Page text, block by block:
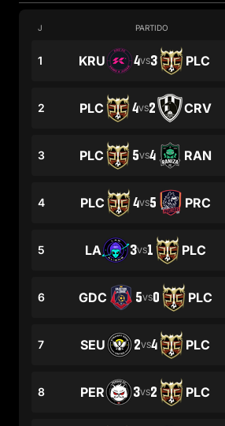
J PARTIDO
1 KRU 4VS3 PLC
2 PLC 4VS2 CRV
3 PLC 5VS4 RAN
4 PLC 4VS5 PRC
5 LA 3VS1 PLC
6 GDC 5VS0 PLC
7 SEU 2VS4 PLC
8 PER 3VS2 PLC